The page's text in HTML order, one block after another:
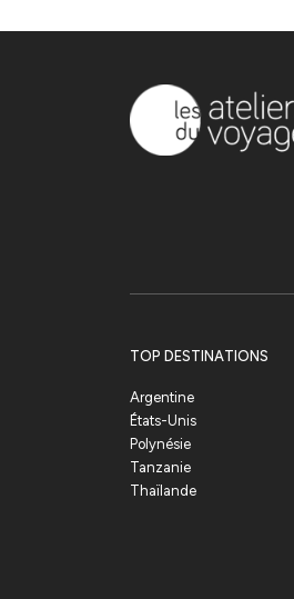
TOP DESTINATIONS
Argentine
États-Unis
Polynésie
Tanzanie
Thaïlande